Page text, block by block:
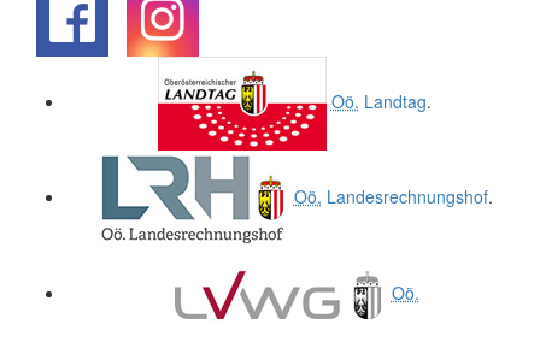
Oö. Landtag.
Oö. Landesrechnungshof.
Oö.